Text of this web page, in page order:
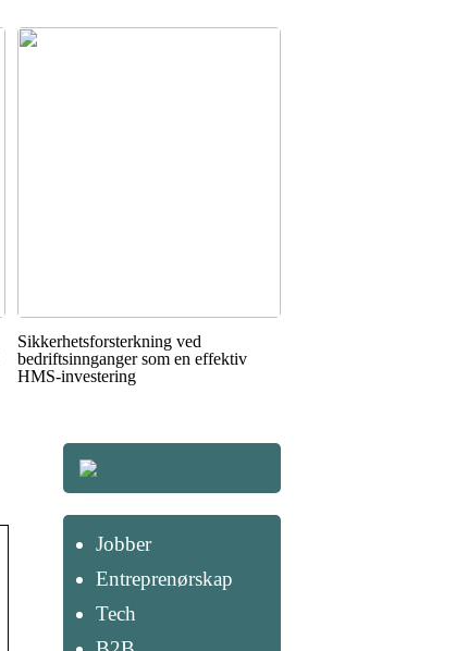
Sikkerhetsforsterkning ved
bedriftsinnganger som en effektiv
HMS-investering
Jobber
Entreprenørskap
Tech